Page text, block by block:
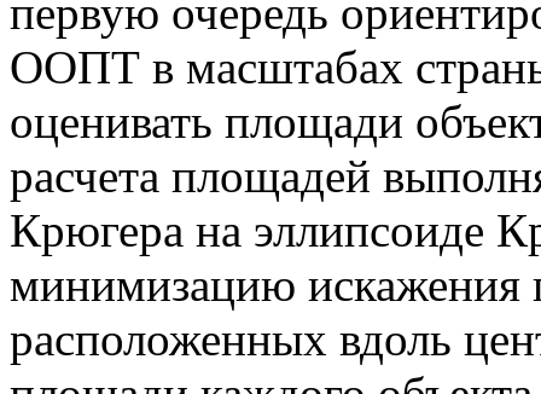
первую очередь
ООПТ в масштабах
оценивать площади
расчета площадей
Крюгера на эллипсоиде
минимизацию искажения
расположенных вдоль